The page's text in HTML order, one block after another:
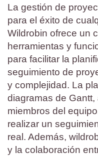
La gestión de
para el éxito de
Wildrobin ofrece un
herramientas y
para facilitar la
seguimiento de
y complejidad. La
diagramas de
miembros del
realizar un
real. Además,
y la colaboración